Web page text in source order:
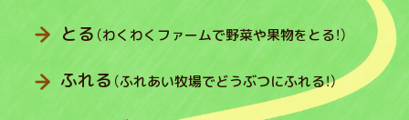
とる （わくわくファームで野菜や果物をとる！）
ふれる （ふれあい牧場でどうぶつにふれる！）